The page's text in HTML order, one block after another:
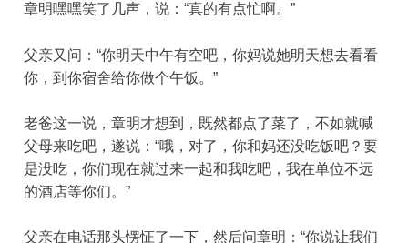
章明嘿嘿笑了几声，说：“真的有点忙啊。”
父亲又问：“你明天中午有空吧，你妈说她明天想去看看
你，到你宿舍给你做个午饭。”
老爸这一说，章明才想到，既然都点了菜了，不如就喊
父母来吃吧，遂说：“哦，对了，你和妈还没吃饭吧？要
是没吃，你们现在就过来一起和我吃吧，我在单位不远
的酒店等你们。”
父亲在电话那头愣怔了一下，然后问章明：“你说让我们